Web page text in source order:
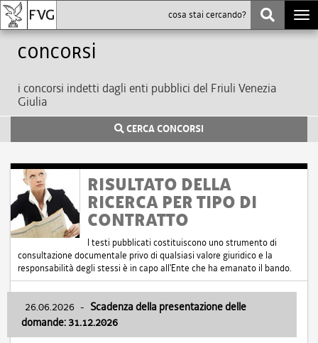
Concorsi
i concorsi indetti dagli enti pubblici del Friuli Venezia
Giulia
CERCA CONCORSI
RISULTATO DELLA
RICERCA PER TIPO DI
CONTRATTO
I testi pubblicati costituiscono uno strumento di
consultazione documentale privo di qualsiasi valore giuridico e la
responsabilità degli stessi è in capo all'Ente che ha emanato il bando.
26.06.2026 - Scadenza della presentazione delle
domande: 31.12.2026